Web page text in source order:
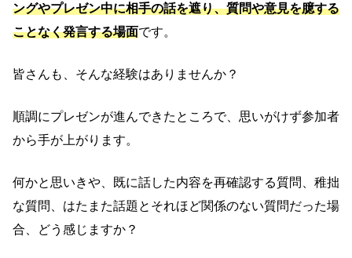
ングやプレゼン中に相手の話を遮り、質問や意見を臆する
ことなく発言する場面です。
皆さんも、そんな経験はありませんか？
順調にプレゼンが進んできたところで、思いがけず参加者
から手が上がります。
何かと思いきや、既に話した内容を再確認する質問、稚拙
な質問、はたまた話題とそれほど関係のない質問だった場
合、どう感じますか？